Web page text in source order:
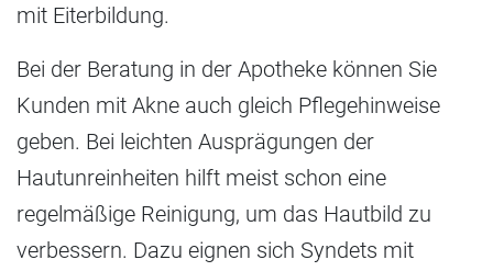
mit Eiterbildung.
Bei der Beratung in der Apotheke können Sie
Kunden mit Akne auch gleich Pflegehinweise
geben. Bei leichten Ausprägungen der
Hautunreinheiten hilft meist schon eine
regelmäßige Reinigung, um das Hautbild zu
verbessern. Dazu eignen sich Syndets mit